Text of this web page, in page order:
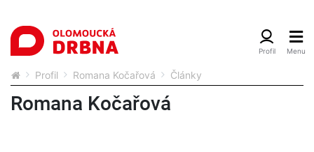
Profil Romana Kočařová Články
Romana Kočařová